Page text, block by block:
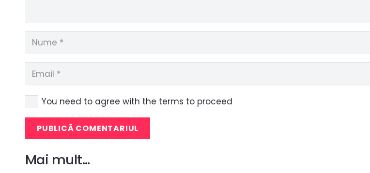
You need to agree with the terms to proceed
PUBLICĂ COMENTARIUL
Mai mult…